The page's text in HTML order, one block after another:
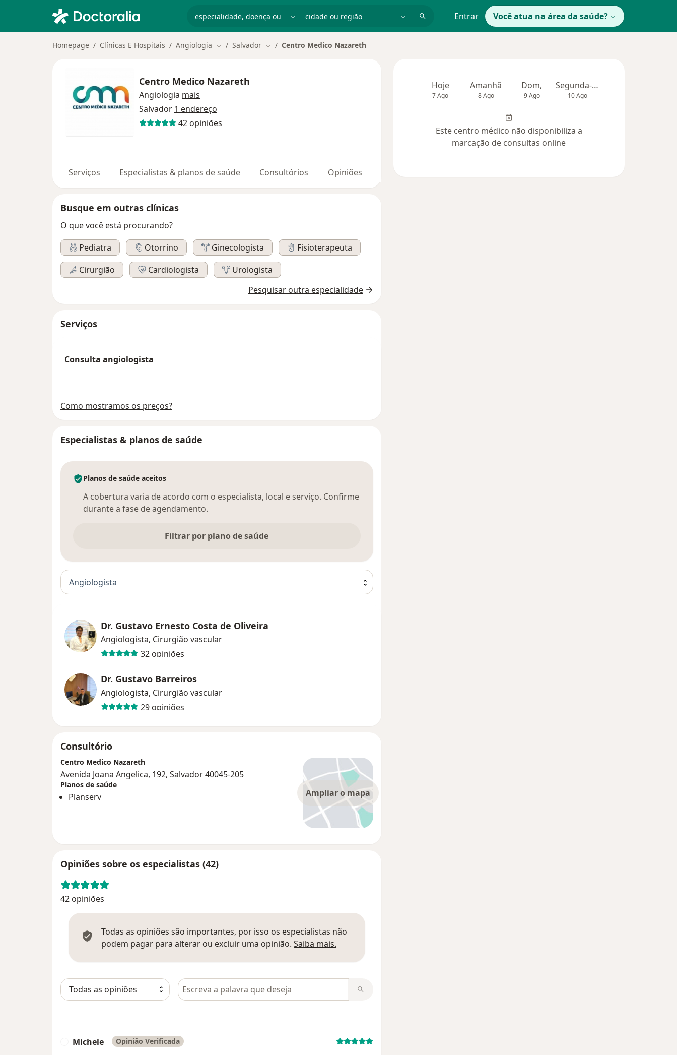
Entrar Você atua na área da saúde?
Homepage Clínicas E Hospitais Angiologia Mudar de cidade
Salvador Mudar de cidade
Centro Medico Nazareth
Centro Medico Nazareth
Angiologia mais
Salvador 1 endereço
42 opiniões
Serviços Especialistas & planos de saúde Consultórios Opiniões
Busque em outras clínicas
O que você está procurando?
Pediatra
Otorrino Ginecologista
Fisioterapeuta
Cirurgião
Cardiologista
Urologista
Pesquisar outra especialidade
Serviços
Consulta angiologista
Como mostramos os preços?
Especialistas & planos de saúde
Planos de saúde aceitos
A cobertura varia de acordo com o especialista, local e serviço. Confirme
durante a fase de agendamento.
Filtrar por plano de saúde
Angiologista
Dr. Gustavo Ernesto Costa de Oliveira
Angiologista, Cirurgião vascular
32 opiniões
Dr. Gustavo Barreiros
Angiologista, Cirurgião vascular
29 opiniões
Consultório
Ampliar o mapa
Centro Medico Nazareth
Avenida Joana Angelica, 192, Salvador 40045-205
Planos de saúde
Planserv
Opiniões sobre os especialistas (42)
42 opiniões
Todas as opiniões são importantes, por isso os especialistas não
podem pagar para alterar ou excluir uma opinião. Saiba mais.
Pesquisar em opiniões
Michele Opinião Verificada
Hoje
7 Ago
Amanhã
8 Ago
Dom,
9 Ago
Segunda-feira
10 Ago
Este centro médico não disponibiliza a
marcação de consultas online